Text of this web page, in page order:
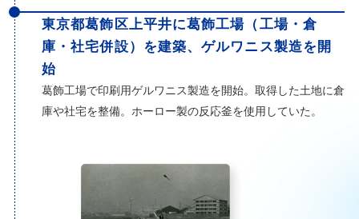
東京都葛飾区上平井に葛飾工場（工場・倉
庫・社宅併設）を建築、ゲルワニス製造を開
始
葛飾工場で印刷用ゲルワニス製造を開始。取得した土地に倉
庫や社宅を整備。ホーロー製の反応釜を使用していた。